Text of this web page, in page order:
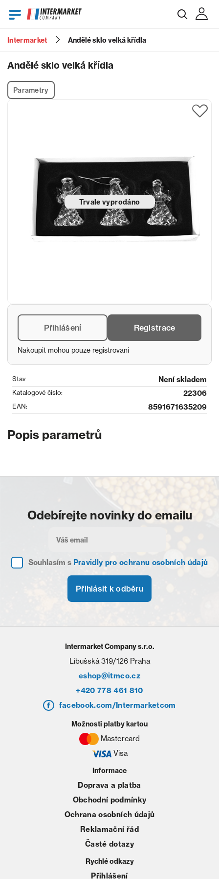
Heslo
Intermarket Andělé sklo velká křídla
Andělé sklo velká křídla
Parametry
Trvale vyprodáno
Přihlášení Registrace
Nakoupit mohou pouze registrovaní
Stav Není skladem
Katalogové číslo: 22306
EAN: 8591671635209
Popis parametrů
Odebírejte novinky do emailu
Souhlasím s Pravidly pro ochranu osobních údajů
Přihlásit k odběru
Intermarket Company s.r.o.
Libušská 319/126 Praha
eshop@itmco.cz
+420 778 461 810
facebook.com/Intermarketcom
Informace
Doprava a platba
Obchodní podmínky
Ochrana osobních údajů
Reklamační řád
Časté dotazy
Rychlé odkazy
Přihlášení
Možnosti platby kartou
Mastercard
Visa